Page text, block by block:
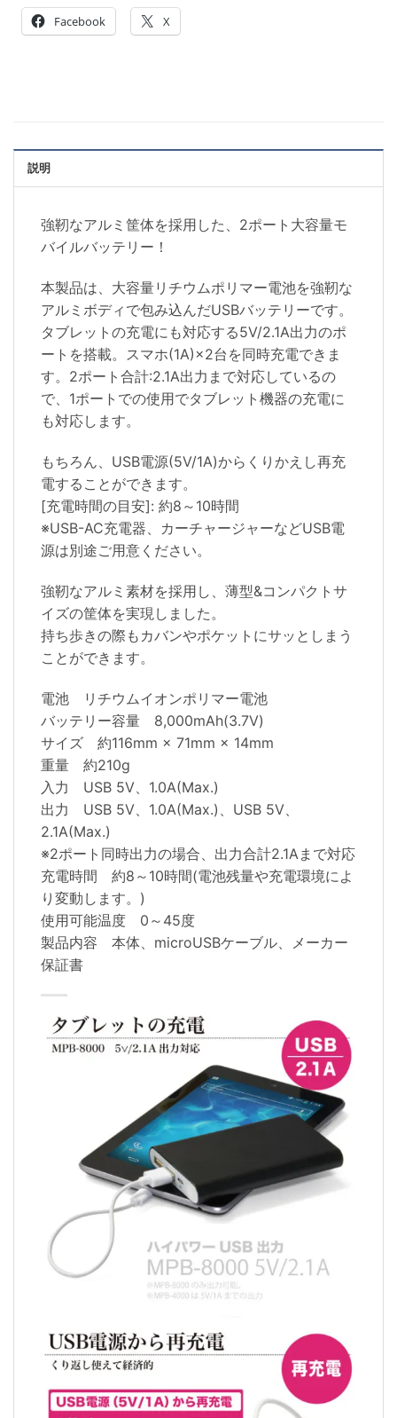
Facebook X
説明
強靭なアルミ筐体を採用した、2ポート大容量モ
バイルバッテリー！
本製品は、大容量リチウムポリマー電池を強靭な
アルミボディで包み込んだUSBバッテリーです。
タブレットの充電にも対応する5V/2.1A出力のポ
ートを搭載。スマホ(1A)×2台を同時充電できま
す。2ポート合計:2.1A出力まで対応しているの
で、1ポートでの使用でタブレット機器の充電に
も対応します。
もちろん、USB電源(5V/1A)からくりかえし再充
電することができます。
[充電時間の目安]: 約8～10時間
※USB-AC充電器、カーチャージャーなどUSB電
源は別途ご用意ください。
強靭なアルミ素材を採用し、薄型&コンパクトサ
イズの筐体を実現しました。
持ち歩きの際もカバンやポケットにサッとしまう
ことができます。
電池 リチウムイオンポリマー電池
バッテリー容量 8,000mAh(3.7V)
サイズ 約116mm × 71mm × 14mm
重量 約210g
入力 USB 5V、1.0A(Max.)
出力 USB 5V、1.0A(Max.)、USB 5V、
2.1A(Max.)
※2ポート同時出力の場合、出力合計2.1Aまで対応
充電時間 約8～10時間(電池残量や充電環境によ
り変動します。)
使用可能温度 0～45度
製品内容 本体、microUSBケーブル、メーカー
保証書